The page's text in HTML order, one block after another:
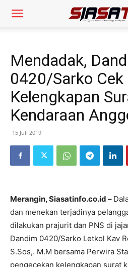
Mendadak,
0420/Sarko Cek
Kelengkapan
Kendaraan
15 Juli 2019
Merangin, Siasatinfo.co.id –
dan menekan terjadinya
dilakukan prajurit dan PNS di
Dandim 0420/Sarko Letkol Kav
S.Sos,. M.M bersama Perwira
pengecekan kelengkapan surat